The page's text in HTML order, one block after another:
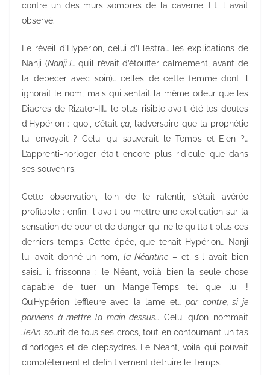
contre un des murs sombres de la caverne. Et il avait
observé.
Le réveil d’Hypérion, celui d’Elestra… les explications de
Nanji (Nanji !… qu’il rêvait d’étouffer calmement, avant de
la dépecer avec soin)… celles de cette femme dont il
ignorait le nom, mais qui sentait la même odeur que les
Diacres de Rizator-III… le plus risible avait été les doutes
d’Hypérion : quoi, c’était ça , l’adversaire que la prophétie
lui envoyait ? Celui qui sauverait le Temps et Eien ?…
L’apprenti-horloger était encore plus ridicule que dans
ses souvenirs.
Cette observation, loin de le ralentir, s’était avérée
profitable : enfin, il avait pu mettre une explication sur la
sensation de peur et de danger qui ne le quittait plus ces
derniers temps. Cette épée, que tenait Hypérion… Nanji
lui avait donné un nom,la Néantine– et, s’il avait bien
saisi… il frissonna : le Néant, voilà bien la seule chose
capable de tuer un Mange-Temps tel que lui !
Qu’Hypérion l’effleure avec la lame et…par contre, si je
parviens à mettre la main dessus… Celui qu’on nommait
Je’An sourit de tous ses crocs, tout en contournant un tas
d’horloges et de clepsydres. Le Néant, voilà qui pouvait
complètement et définitivement détruire le Temps.